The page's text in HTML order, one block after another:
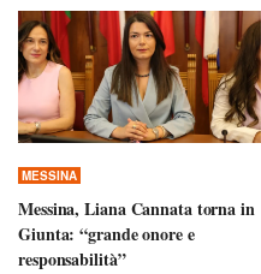
MESSINA
Messina, Liana Cannata torna in
Giunta: “grande onore e
responsabilità”